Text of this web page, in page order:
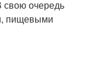
свою очередь
пищевыми